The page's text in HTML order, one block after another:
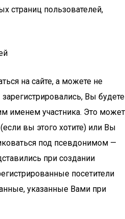
страниц пользователей,
на сайте, а можете не
Вы будете
именем участника. Это может
вы этого хотите) или Вы
под псевдонимом —
при создании
посетители
указанные Вами при